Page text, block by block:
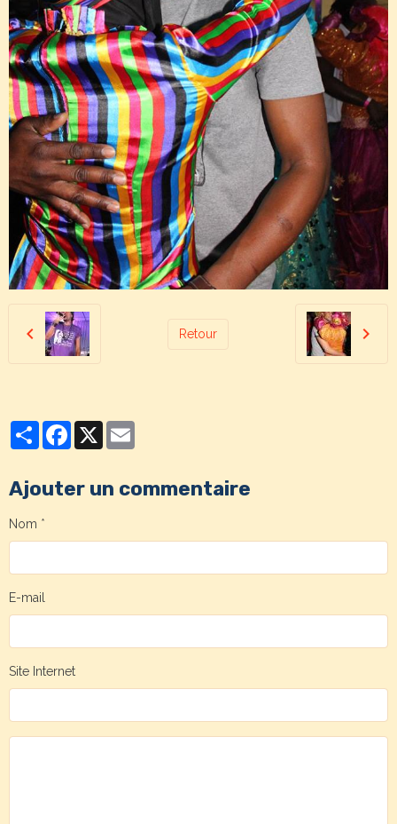
Retour
PartagerFacebook
X
Ajouter un commentaire
Nom
E-mail
Site Internet